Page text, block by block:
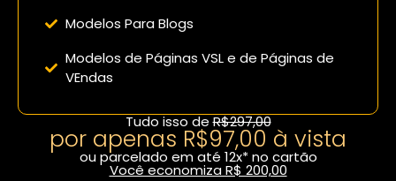
Modelos Para Blogs
Modelos de Páginas VSL e de Páginas de
VEndas
Tudo isso deR$297,00
por apenas R$97,00 à vista
ou parcelado em até 12x* no cartão
Você economiza R$ 200,00